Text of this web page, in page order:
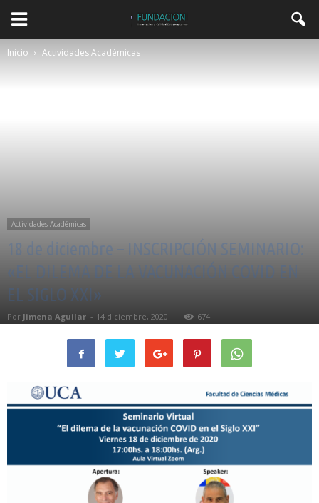
Inicio Actividades Académicas
Actividades Académicas
18 de diciembre – INSCRIPCIÓN SEMINARIO:
«EL DILEMA DE LA VACUNACIÓN COVID EN
EL SIGLO XXI»
Por Jimena Aguilar - 14 diciembre, 2020 674